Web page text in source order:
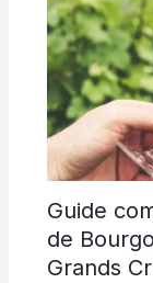
Guide
de
Grands